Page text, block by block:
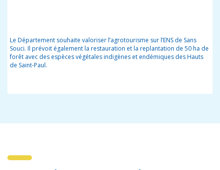
Le Département souhaite valoriser l’agrotourisme sur l’ENS de Sans
Souci. Il prévoit également la restauration et la replantation de 50 ha de
forêt avec des espèces végétales indigènes et endémiques des Hauts
de Saint-Paul.